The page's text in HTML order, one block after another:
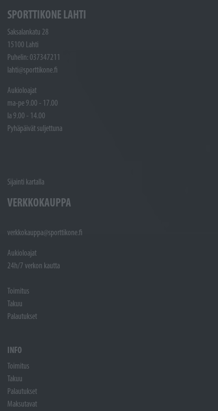
SPORTTIKONE LAHTI
Saksalankatu 28
15100 Lahti
Puhelin: 037347211
lahti@sporttikone.fi
Aukioloajat
ma-pe 9.00 - 17.00
la 9.00 - 14.00
Pyhäpäivät suljettuna
Sijainti kartalla
VERKKOKAUPPA
verkkokauppa@sporttikone.fi
Aukioloajat
24h/7 verkon kautta
Toimitus
Takuu
Palautukset
INFO
Toimitus
Takuu
Palautukset
Maksutavat